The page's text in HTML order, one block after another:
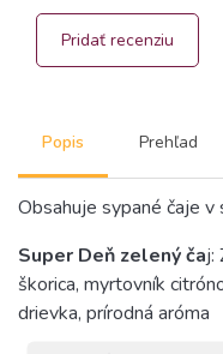
Popis Prehľad
Obsahuje sypané čaje v
Super Deň zelený čaj:
škorica, myrtovník
drievka, prírodná aróma
Pridať recenziu